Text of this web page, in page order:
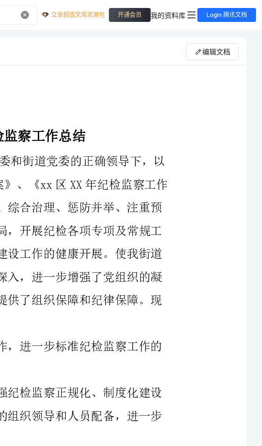
立享超值文库资源包 开通会员 我的资料库 Login 腾讯文档
编辑文档
各负其责，依靠群众的支持和参与”的领导体制和工作机制的要
求，修订和完善了党风廉政建设和反腐败工作责任分工，明确责
《xx区XX年党风廉政建设考核方案》、《xx区XX年纪检监察工作
要点》为目标要求，坚持标本兼治、综合治理、惩防并举、注重预
防的方针，紧紧围绕全街道工作大局，开展纪检各项专项及常规工
聚力和战斗力，为全街道各项工作提供了组织保障和纪律保障。现
一、强化纪检监察组织领导工作，进一步标准纪检监察工作的
年初以来按照区纪委进一步加强纪检监察正规化、制度化建设